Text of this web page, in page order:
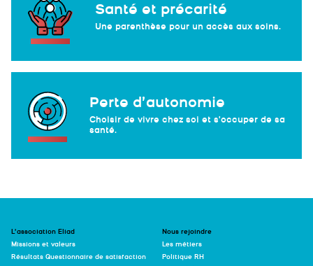
Santé et précarité
Une parenthèse pour un accès aux soins.
Perte d’autonomie
Choisir de vivre chez soi et s'occuper de sa
santé.
L’association Eliad
Missions et valeurs
Résultats Questionnaire de satisfaction
Nous rejoindre
Les métiers
Politique RH